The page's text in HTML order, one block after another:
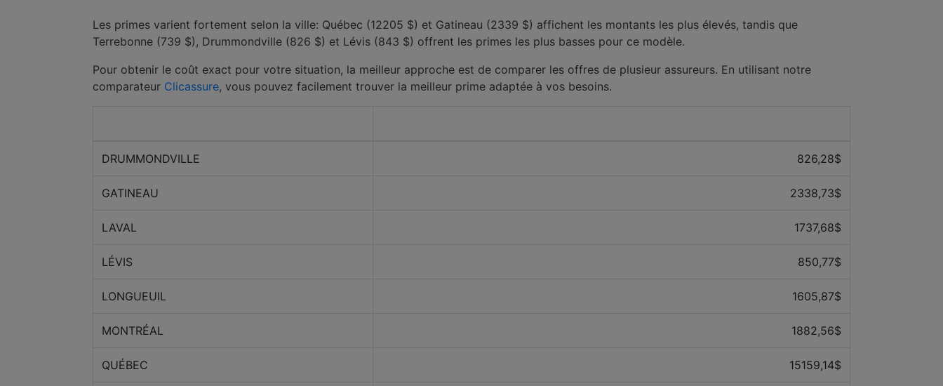
Les primes varient fortement selon la ville: Québec (12205 $) et Gatineau (2339 $) affichent les montants les plus élevés, tandis que
Terrebonne (739 $), Drummondville (826 $) et Lévis (843 $) offrent les primes les plus basses pour ce modèle.
Pour obtenir le coût exact pour votre situation, la meilleur approche est de comparer les offres de plusieur assureurs. En utilisant notre
comparateur Clicassure, vous pouvez facilement trouver la meilleur prime adaptée à vos besoins.
DRUMMONDVILLE 826,28$
GATINEAU 2338,73$
LAVAL 1737,68$
LÉVIS 850,77$
LONGUEUIL 1605,87$
MONTRÉAL 1882,56$
QUÉBEC 15159,14$